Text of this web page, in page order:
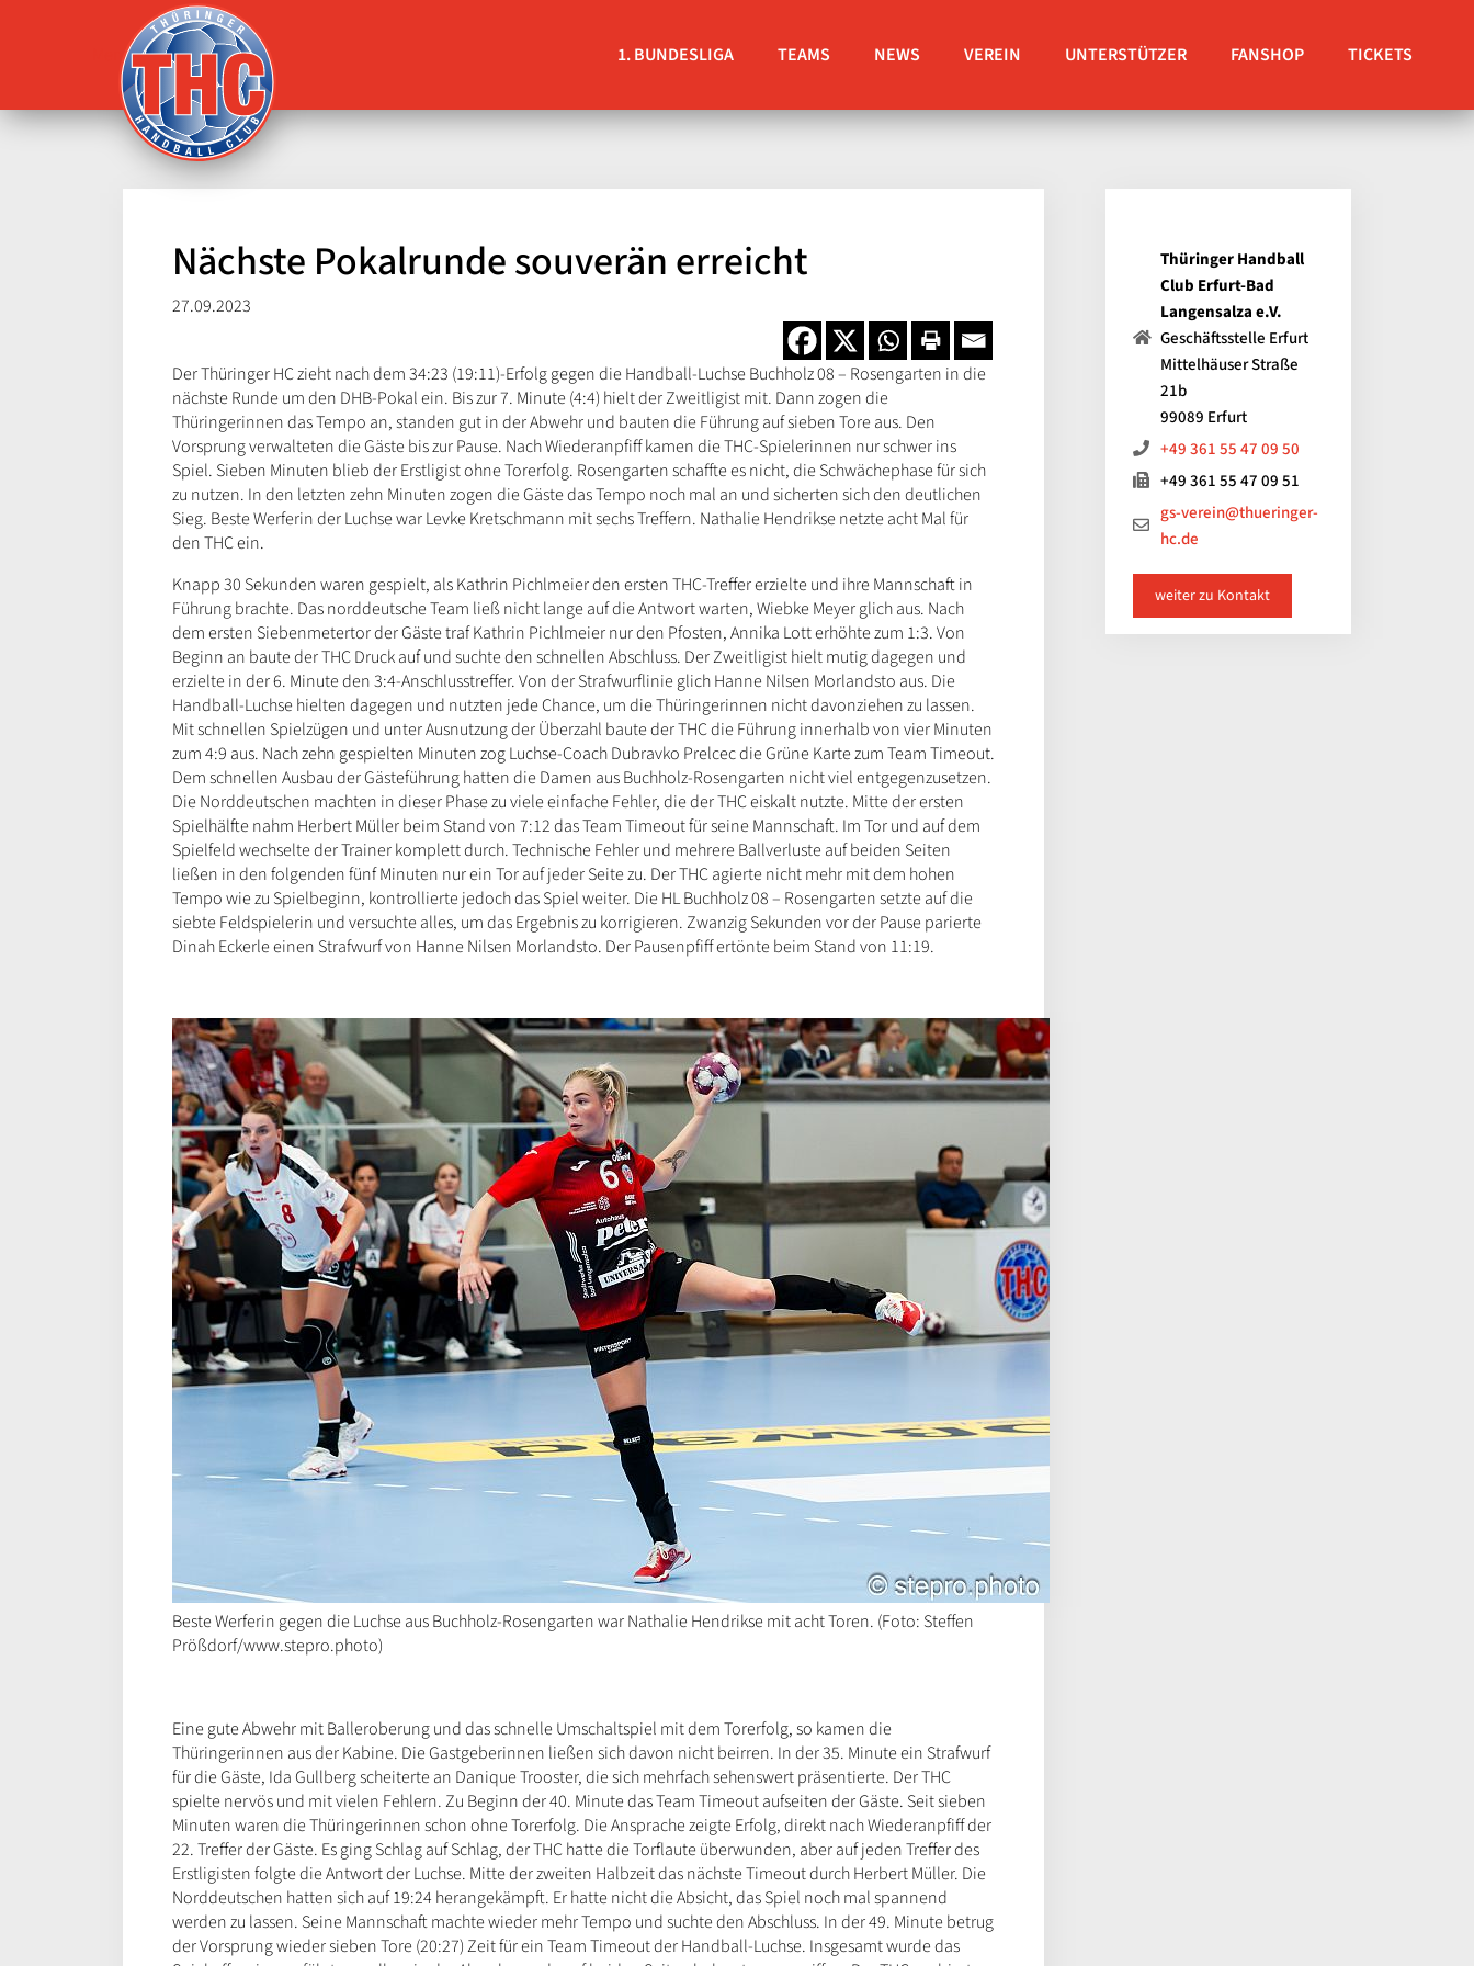
Menü 1. BUNDESLIGA TEAMS NEWS VEREIN UNTERSTÜTZER FANSHOP TICKETS
Nächste Pokalrunde souverän erreicht
27.09.2023
Der Thüringer HC zieht nach dem 34:23 (19:11)-Erfolg gegen die Handball-Luchse Buchholz 08 – Rosengarten in die
nächste Runde um den DHB-Pokal ein. Bis zur 7. Minute (4:4) hielt der Zweitligist mit. Dann zogen die
Thüringerinnen das Tempo an, standen gut in der Abwehr und bauten die Führung auf sieben Tore aus. Den
Vorsprung verwalteten die Gäste bis zur Pause. Nach Wiederanpfiff kamen die THC-Spielerinnen nur schwer ins
Spiel. Sieben Minuten blieb der Erstligist ohne Torerfolg. Rosengarten schaffte es nicht, die Schwächephase für sich
zu nutzen. In den letzten zehn Minuten zogen die Gäste das Tempo noch mal an und sicherten sich den deutlichen
Sieg. Beste Werferin der Luchse war Levke Kretschmann mit sechs Treffern. Nathalie Hendrikse netzte acht Mal für
den THC ein.
Knapp 30 Sekunden waren gespielt, als Kathrin Pichlmeier den ersten THC-Treffer erzielte und ihre Mannschaft in
Führung brachte. Das norddeutsche Team ließ nicht lange auf die Antwort warten, Wiebke Meyer glich aus. Nach
dem ersten Siebenmetertor der Gäste traf Kathrin Pichlmeier nur den Pfosten, Annika Lott erhöhte zum 1:3. Von
Beginn an baute der THC Druck auf und suchte den schnellen Abschluss. Der Zweitligist hielt mutig dagegen und
erzielte in der 6. Minute den 3:4-Anschlusstreffer. Von der Strafwurflinie glich Hanne Nilsen Morlandsto aus. Die
Handball-Luchse hielten dagegen und nutzten jede Chance, um die Thüringerinnen nicht davonziehen zu lassen.
Mit schnellen Spielzügen und unter Ausnutzung der Überzahl baute der THC die Führung innerhalb von vier Minuten
zum 4:9 aus. Nach zehn gespielten Minuten zog Luchse-Coach Dubravko Prelcec die Grüne Karte zum Team Timeout.
Dem schnellen Ausbau der Gästeführung hatten die Damen aus Buchholz-Rosengarten nicht viel entgegenzusetzen.
Die Norddeutschen machten in dieser Phase zu viele einfache Fehler, die der THC eiskalt nutzte. Mitte der ersten
Spielhälfte nahm Herbert Müller beim Stand von 7:12 das Team Timeout für seine Mannschaft. Im Tor und auf dem
Spielfeld wechselte der Trainer komplett durch. Technische Fehler und mehrere Ballverluste auf beiden Seiten
ließen in den folgenden fünf Minuten nur ein Tor auf jeder Seite zu. Der THC agierte nicht mehr mit dem hohen
Tempo wie zu Spielbeginn, kontrollierte jedoch das Spiel weiter. Die HL Buchholz 08 – Rosengarten setzte auf die
siebte Feldspielerin und versuchte alles, um das Ergebnis zu korrigieren. Zwanzig Sekunden vor der Pause parierte
Dinah Eckerle einen Strafwurf von Hanne Nilsen Morlandsto. Der Pausenpfiff ertönte beim Stand von 11:19.
Beste Werferin gegen die Luchse aus Buchholz-Rosengarten war Nathalie Hendrikse mit acht Toren. (Foto: Steffen
Prößdorf/www.stepro.photo)
Eine gute Abwehr mit Balleroberung und das schnelle Umschaltspiel mit dem Torerfolg, so kamen die
Thüringerinnen aus der Kabine. Die Gastgeberinnen ließen sich davon nicht beirren. In der 35. Minute ein Strafwurf
für die Gäste, Ida Gullberg scheiterte an Danique Trooster, die sich mehrfach sehenswert präsentierte. Der THC
spielte nervös und mit vielen Fehlern. Zu Beginn der 40. Minute das Team Timeout aufseiten der Gäste. Seit sieben
Minuten waren die Thüringerinnen schon ohne Torerfolg. Die Ansprache zeigte Erfolg, direkt nach Wiederanpfiff der
22. Treffer der Gäste. Es ging Schlag auf Schlag, der THC hatte die Torflaute überwunden, aber auf jeden Treffer des
Erstligisten folgte die Antwort der Luchse. Mitte der zweiten Halbzeit das nächste Timeout durch Herbert Müller. Die
Norddeutschen hatten sich auf 19:24 herangekämpft. Er hatte nicht die Absicht, das Spiel noch mal spannend
werden zu lassen. Seine Mannschaft machte wieder mehr Tempo und suchte den Abschluss. In der 49. Minute betrug
der Vorsprung wieder sieben Tore (20:27) Zeit für ein Team Timeout der Handball-Luchse. Insgesamt wurde das
Thüringer Handball
Club Erfurt-Bad
Langensalza e.V.
Geschäftsstelle Erfurt
Mittelhäuser Straße
21b
99089 Erfurt
+49 361 55 47 09 50
+49 361 55 47 09 51
gs-verein@thueringer-
hc.de
weiter zu Kontakt